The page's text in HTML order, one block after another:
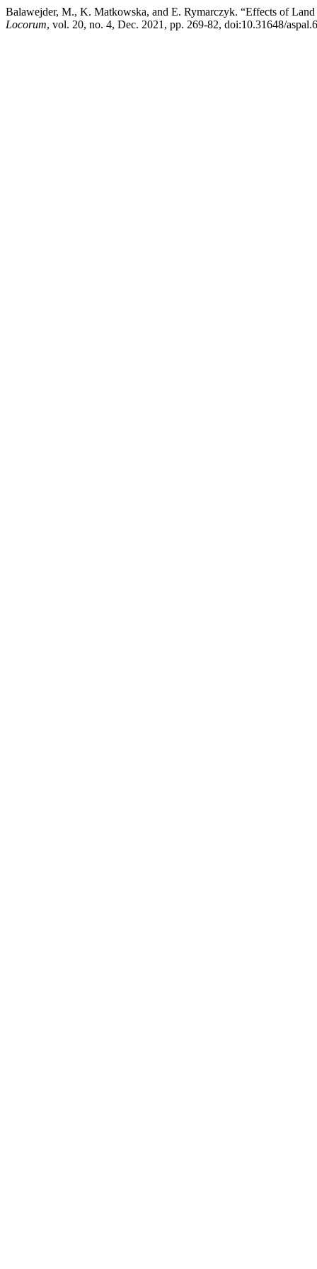
Balawejder, M., K. Matkowska, and E. Rymarczyk. “Effects of
Locorum, vol. 20, no. 4, Dec. 2021, pp. 269-82, doi:10.31648/